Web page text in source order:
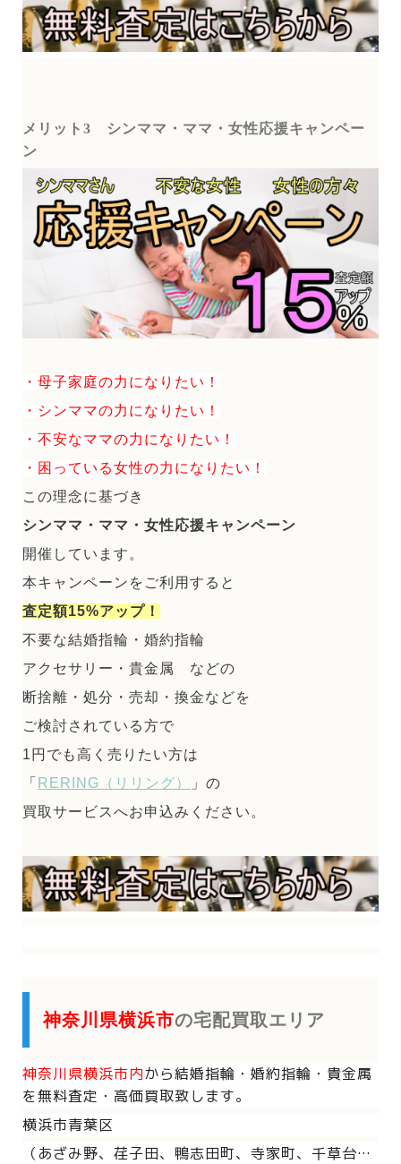
メリット3
シンママ・ママ・女性応援キャンペー
ン
・母子家庭の力になりたい！
・シンママの力になりたい！
・不安なママの力になりたい！
・困っている女性の力になりたい！
この理念に基づき
シンママ・ママ・女性応援キャンペーン
開催しています。
本キャンペーンをご利用すると
査定額15%アップ！
不要な結婚指輪・婚約指輪
アクセサリー・貴金属 などの
断捨離・処分・売却・換金などを
ご検討されている方で
1円でも高く売りたい方は
「 RERING（リリング）
」の
買取サービスへお申込みください。
神奈川県横浜市の宅配買取エリア
神奈川県横浜市内から結婚指輪・婚約指輪・貴金属
を無料査定・高価買取致します。
横浜市青葉区
（あざみ野、荏子田、鴨志田町、寺家町、千草台…